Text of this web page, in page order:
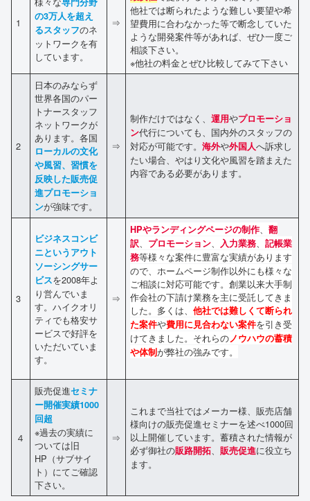
1
の3万人を超え
るスタッフのネ
ットワークを有
しています。
⇒
他社では断られたような難しい要望や希
望費用に合わなかった等で断念していた
ような開発案件等があれば、ぜひ一度ご
相談下さい。
※他社の料金とぜひ比較してみて下さい
2
日本のみならず
世界各国のパー
トナースタッフ
ネットワークが
あります。各国
ローカルの文化
や風習、習慣を
反映した販売促
進プロモーショ
ンが強味です。
⇒
制作だけではなく、運用やプロモーショ
ン代行についても、国内外のスタッフの
対応が可能です。海外や外国人へ訴求し
たい場合、やはり文化や風習を踏まえた
内容である必要があります。
3
ビジネスコンビ
ニというアウト
ソーシングサー
ビスを2008年よ
り営んでいま
す。ハイクオリ
ティでも格安サ
ービスで好評を
いただいていま
す。
⇒
HPやランディングページの制作、翻
訳、 プロモーション、 入力業務、記帳業
務等様々な案件に豊富な実績があります
ので、ホームページ制作以外にも様々な
ご相談に対応可能です。創業以来大手制
作会社の下請け業務を主に受託してきま
した。多くは、他社では難しくて断られ
た案件や費用に見合わない案件を引き受
けてきました。それらのノウハウの蓄積
や体制が弊社の強みです。
４
販売促進セミナ
ー開催実績1000
回超
※過去の実績に
ついては旧
HP（サブサイ
ト）にてご確認
下さい。
⇒
これまで当社ではメーカー様、販売店舗
様向けの販売促進セミナーを述べ1000回
以上開催しています。蓄積された情報が
必ず御社の販路開拓、販売促進に役立ち
ます。